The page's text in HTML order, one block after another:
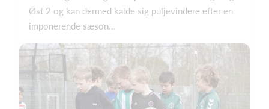
Øst 2 og kan dermed kalde sig puljevindere efter en
imponerende sæson...